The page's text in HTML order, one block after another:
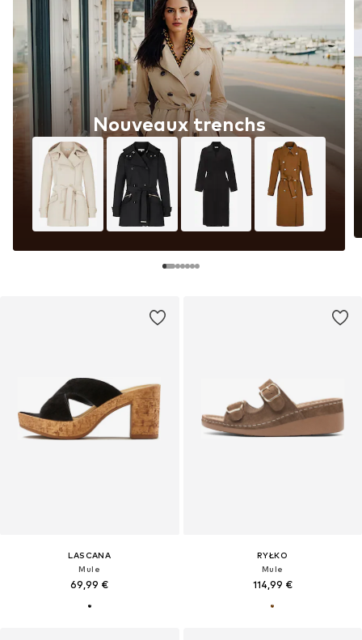
Nouveaux trenchs
LASCANA
Mule
69,99 €
RYŁKO
Mule
114,99 €